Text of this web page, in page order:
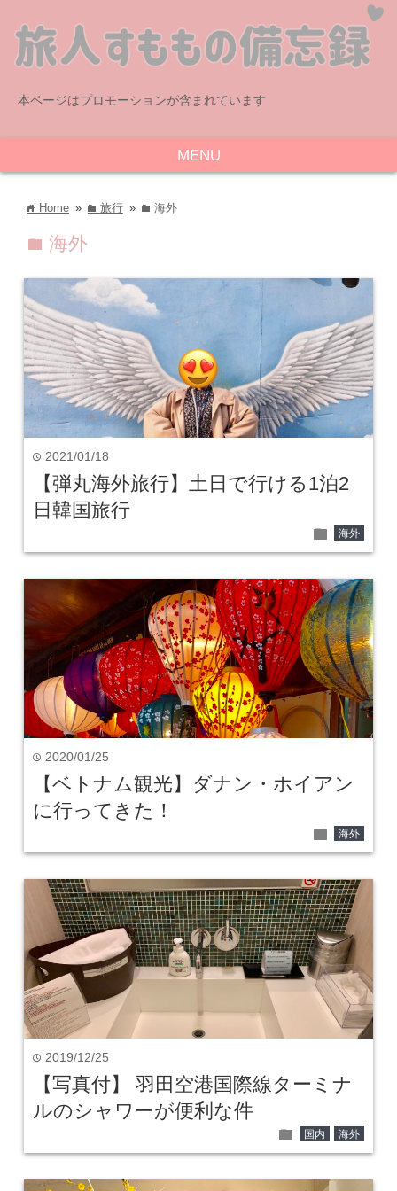
本ページはプロモーションが含まれています
MENU
home Home » folder 旅行 » folder 海外
folder 海外
time 2021/01/18
【弾丸海外旅行】土日で行ける1泊2
日韓国旅行
folder 海外
time 2020/01/25
【ベトナム観光】ダナン・ホイアン
に行ってきた！
folder 海外
time 2019/12/25
【写真付】 羽田空港国際線ターミナ
ルのシャワーが便利な件
folder 国内 海外